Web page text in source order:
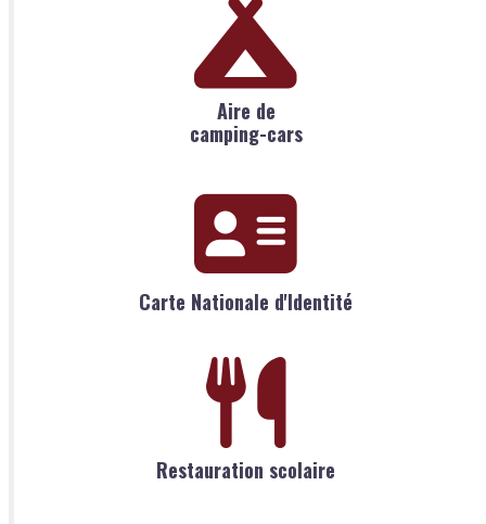
Aire de
camping-cars
Carte Nationale d'Identité
Restauration scolaire